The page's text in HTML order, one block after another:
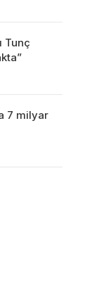
Tunç
7 milyar